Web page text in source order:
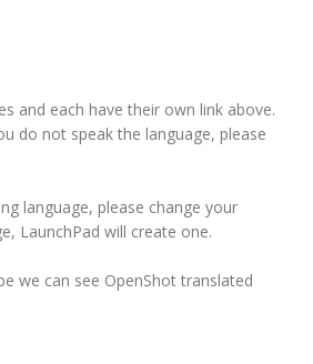
and each have their own link above.
do not speak the language, please
language, please change your
LaunchPad will create one.
we can see OpenShot translated